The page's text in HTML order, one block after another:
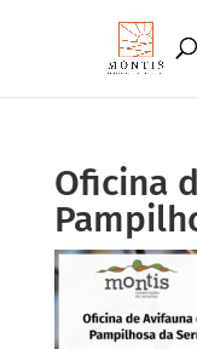
Oficina